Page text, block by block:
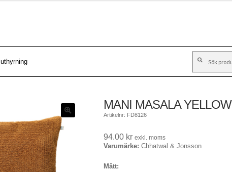
efter:
MANI MASALA YELLOW
Artikelnr: FD8126
94.00 kr exkl. moms
Varumärke: Chhatwal & Jonsson
Mått: